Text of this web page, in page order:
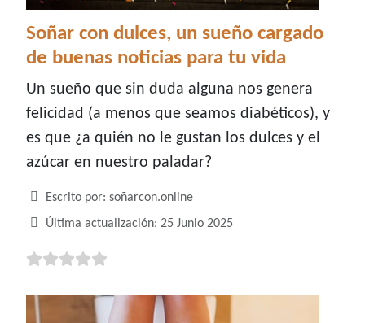
Soñar con dulces, un sueño cargado
de buenas noticias para tu vida
Un sueño que sin duda alguna nos genera
felicidad (a menos que seamos diabéticos), y
es que ¿a quién no le gustan los dulces y el
azúcar en nuestro paladar?
Detalles
Escrito por: soñarcon.online
Última actualización: 25 Junio 2025